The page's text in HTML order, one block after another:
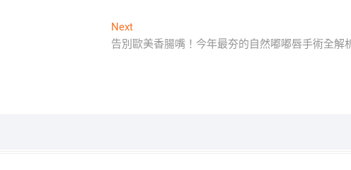
NextNext
post:
告別歐美香腸嘴！今年最夯的自然嘟嘟唇手術全解